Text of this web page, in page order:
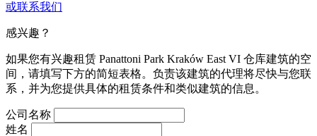
或联系我们
感兴趣？
如果您有兴趣租赁 Panattoni Park Kraków East VI 仓库建筑的空
间，请填写下方的简短表格。负责该建筑的代理将尽快与您联
系，并为您提供具体的租赁条件和类似建筑的信息。
公司名称
姓名